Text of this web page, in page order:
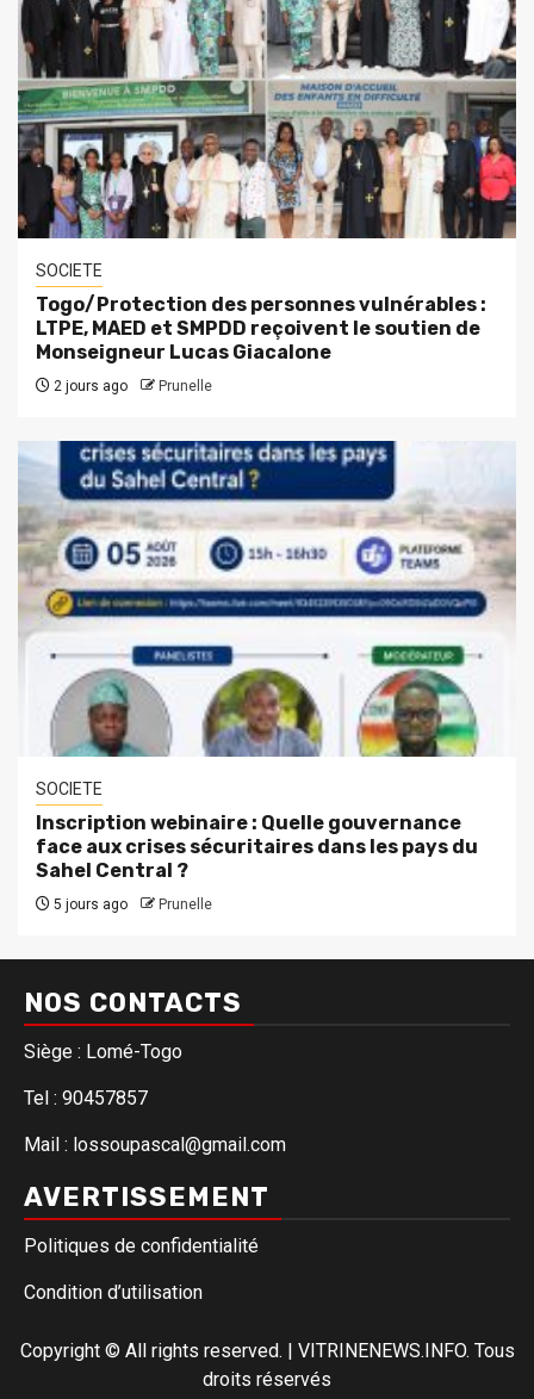
SOCIETE
Togo/Protection des personnes vulnérables :
LTPE, MAED et SMPDD reçoivent le soutien de
Monseigneur Lucas Giacalone
2 jours ago Prunelle
SOCIETE
Inscription webinaire : Quelle gouvernance
face aux crises sécuritaires dans les pays du
Sahel Central ?
5 jours ago Prunelle
NOS CONTACTS
Siège : Lomé-Togo
Tel : 90457857
Mail : lossoupascal@gmail.com
AVERTISSEMENT
Politiques de confidentialité
Condition d’utilisation
Copyright © All rights reserved. | VITRINENEWS.INFO. Tous
droits réservés